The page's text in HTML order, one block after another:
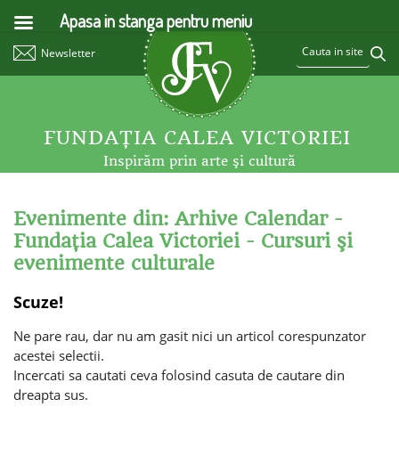
Newsletter
FUNDAŢIA CALEA VICTORIEI
Inspirăm prin arte şi cultură
Evenimente din: Arhive Calendar -
Fundaţia Calea Victoriei - Cursuri şi
evenimente culturale
Scuze!
Ne pare rau, dar nu am gasit nici un articol corespunzator
acestei selectii.
Incercati sa cautati ceva folosind casuta de cautare din
dreapta sus.
Apasa in stanga pentru meniu